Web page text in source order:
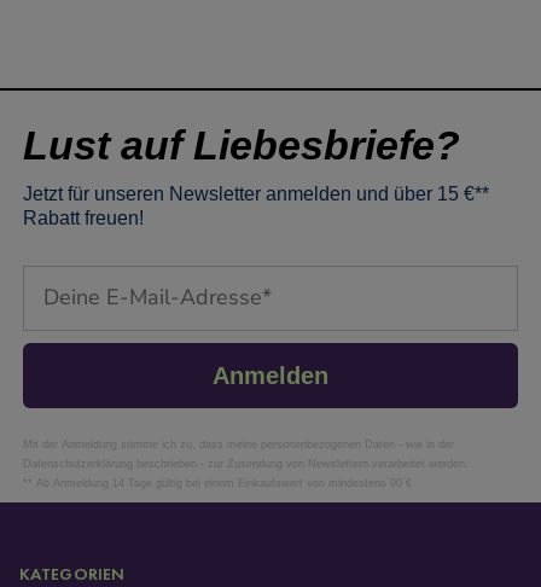
Lust auf Liebesbriefe?
Jetzt für unseren Newsletter anmelden und über 15 €**
Rabatt freuen!
Anmelden
Mit der Anmeldung stimme ich zu, dass meine personenbezogenen Daten - wie in der
Datenschutzerklärung beschrieben - zur Zusendung von Newslettern verarbeitet werden.
** Ab Anmeldung 14 Tage gültig bei einem Einkaufswert von mindestens 90 €
KATEGORIEN